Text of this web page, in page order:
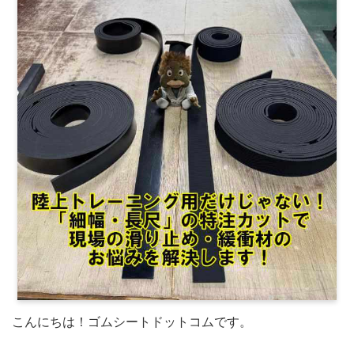
こんにちは！ゴムシートドットコムです。